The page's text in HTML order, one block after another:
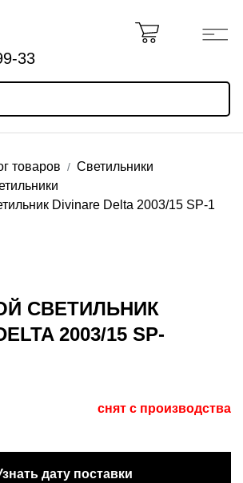
33
товаров
Светильники
Divinare Delta 2003/15 SP-1
СВЕТИЛЬНИК
2003/15 SP-
снят с производства
дату поставки